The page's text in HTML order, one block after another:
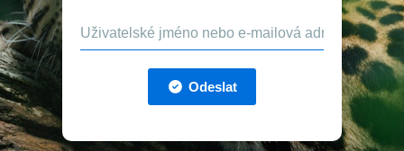
Odeslat